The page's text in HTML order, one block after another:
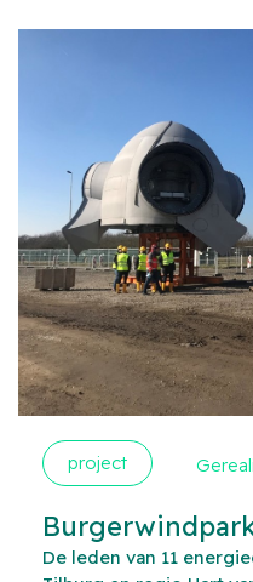
project
De leden van 11